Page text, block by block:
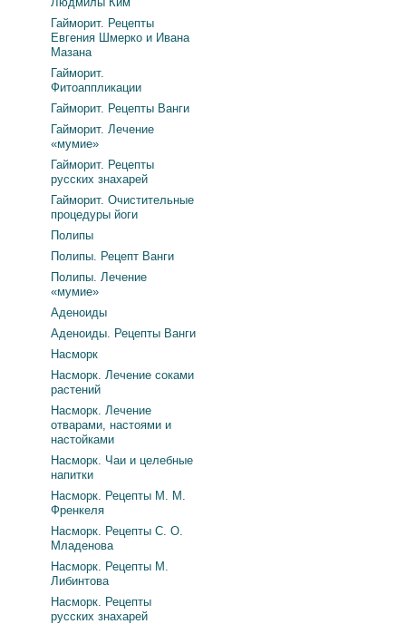
Гайморит. Рецепты
Евгения Шмерко и Ивана
Мазана
Гайморит.
Фитоаппликации
Гайморит. Рецепты Ванги
Гайморит. Лечение
«мумие»
Гайморит. Рецепты
русских знахарей
Гайморит. Очистительные
процедуры йоги
Полипы
Полипы. Рецепт Ванги
Полипы. Лечение
«мумие»
Аденоиды
Аденоиды. Рецепты Ванги
Насморк
Насморк. Лечение соками
растений
Насморк. Лечение
отварами, настоями и
настойками
Насморк. Чаи и целебные
напитки
Насморк. Рецепты М. М.
Френкеля
Насморк. Рецепты С. О.
Младенова
Насморк. Рецепты М.
Либинтова
Насморк. Рецепты
русских знахарей